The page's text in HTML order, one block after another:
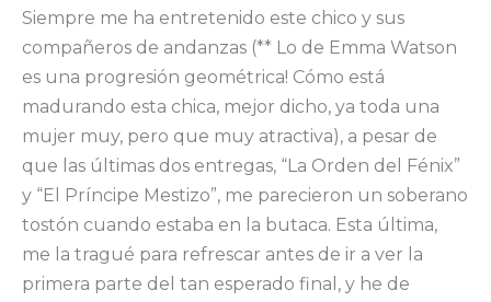
Siempre me ha entretenido este chico y sus
compañeros de andanzas (** Lo de Emma Watson
es una progresión geométrica! Cómo está
madurando esta chica, mejor dicho, ya toda una
mujer muy, pero que muy atractiva), a pesar de
que las últimas dos entregas, “La Orden del Fénix”
y “El Príncipe Mestizo”, me parecieron un soberano
tostón cuando estaba en la butaca. Esta última,
me la tragué para refrescar antes de ir a ver la
primera parte del tan esperado final, y he de